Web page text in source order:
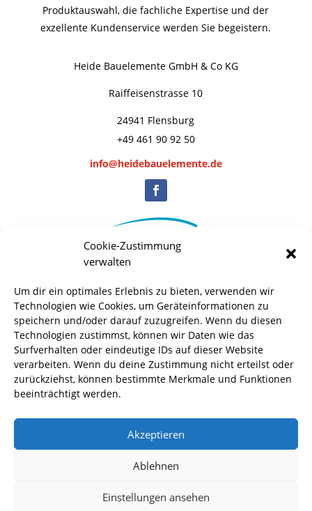
Cookie-Zustimmung
verwalten
Um dir ein optimales Erlebnis zu bieten, verwenden wir
Technologien wie Cookies, um Geräteinformationen zu
speichern und/oder darauf zuzugreifen. Wenn du diesen
Technologien zustimmst, können wir Daten wie das
Surfverhalten oder eindeutige IDs auf dieser Website
verarbeiten. Wenn du deine Zustimmung nicht erteilst oder
zurückziehst, können bestimmte Merkmale und Funktionen
beeinträchtigt werden.
Akzeptieren
Ablehnen
Einstellungen ansehen
Produktauswahl, die fachliche Expertise und der
exzellente Kundenservice werden Sie begeistern.
Heide Bauelemente GmbH & Co KG
Raiffeisenstrasse 10
24941 Flensburg
+49 461 90 92 50
info@heidebauelemente.de